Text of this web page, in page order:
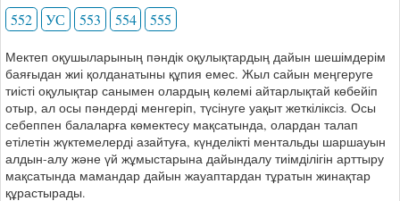
552 УС 553 554 555
Мектеп оқушыларының пәндік оқулықтардың дайын шешімдерім
баяғыдан жиі қолданатыны құпия емес. Жыл сайын меңгеруге
тиісті оқулықтар санымен олардың көлемі айтарлықтай көбейіп
отыр, ал осы пәндерді менгеріп, түсінуге уақыт жеткіліксіз. Осы
себеппен балаларға көмектесу мақсатында, олардан талап
етілетін жүктемелерді азайтуға, күнделікті ментальды шаршауын
алдын-алу және үй жұмыстарына дайындалу тиімділігін арттыру
мақсатында мамандар дайын жауаптардан тұратын жинақтар
құрастырады.